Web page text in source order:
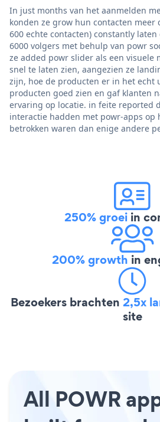
In just months van het aanmelden
konden ze grow hun contacten meer
600 echte contacten) constantly
6000 volgers met behulp van powr
ze added powr slider als een visuele
snel te laten zien, aangezien ze
zijn, hoe de producten er in het echt
producten goed zien en gaf klanten
ervaring op locatie. in feite reported
interactie hadden met powr-apps op
betrokken waren dan enige andere
250% groei in
200% growth in
Bezoekers brachten 2,5x
site
All POWR